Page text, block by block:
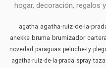
hogar, decoración, regalos
agatha agatha-ruiz-de-la-
anekke bruma brumizador
novedad paraguas peluche-ty
agatha-ruiz-de-la-prada spray